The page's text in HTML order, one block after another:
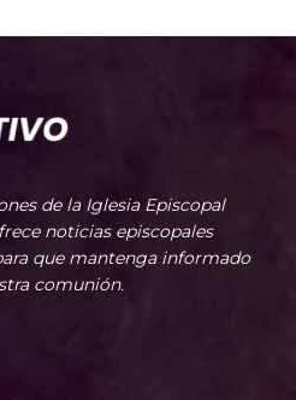
de la Iglesia Episcopal
noticias episcopales
que mantenga informado
comunión.